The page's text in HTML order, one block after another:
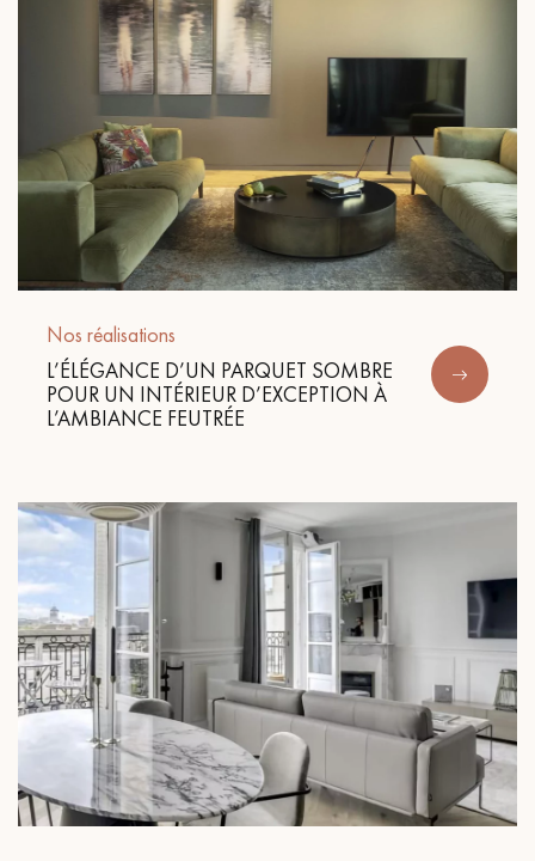
Nos réalisations
L’ÉLÉGANCE D’UN PARQUET SOMBRE
POUR UN INTÉRIEUR D’EXCEPTION À
L’AMBIANCE FEUTRÉE